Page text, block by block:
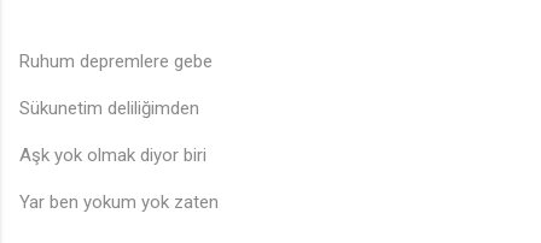
Ruhum depremlere gebe
Sükunetim deliliğimden
Aşk yok olmak diyor biri
Yar ben yokum yok zaten